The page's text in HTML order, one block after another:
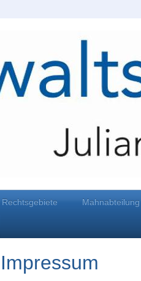
Rechtsgebiete Mahnabteilung
Impressum